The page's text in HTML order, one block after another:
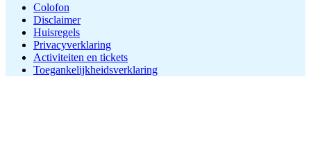
Colofon
Disclaimer
Huisregels
Privacyverklaring
Activiteiten en tickets
Toegankelijkheidsverklaring